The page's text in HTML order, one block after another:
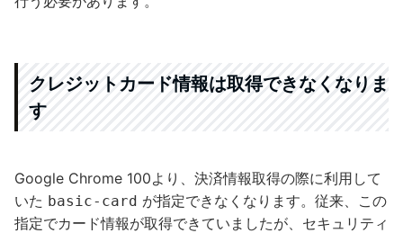
クレジットカード情報は取得できなくなりま
す
Google Chrome 100より、決済情報取得の際に利用して
いた basic-card が指定できなくなります。従来、この
指定でカード情報が取得できていましたが、セキュリティ